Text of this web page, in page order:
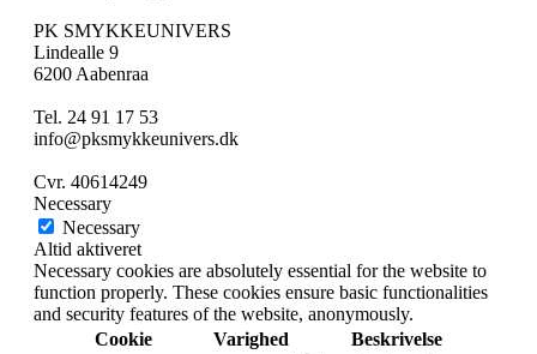
PK SMYKKEUNIVERS
Lindealle 9
6200 Aabenraa
Tel. 24 91 17 53
info@pksmykkeunivers.dk
Cvr. 40614249
Necessary
Necessary
Altid aktiveret
Necessary cookies are absolutely essential for the website to
function properly. These cookies ensure basic functionalities
and security features of the website, anonymously.
Cookie
Varighed Beskrivelse